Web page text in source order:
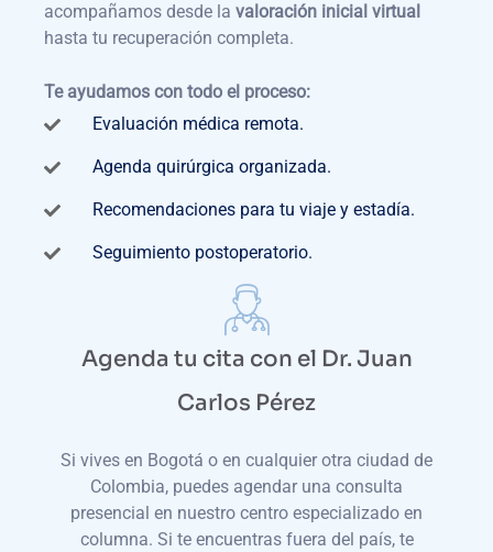
acompañamos desde la valoración inicial virtual
hasta tu recuperación completa.
Te ayudamos con todo el proceso:
Evaluación médica remota.
Agenda quirúrgica organizada.
Recomendaciones para tu viaje y estadía.
Seguimiento postoperatorio.
Agenda tu cita con el Dr. Juan
Carlos Pérez
Si vives en Bogotá o en cualquier otra ciudad de
Colombia, puedes agendar una consulta
presencial en nuestro centro especializado en
columna. Si te encuentras fuera del país, te